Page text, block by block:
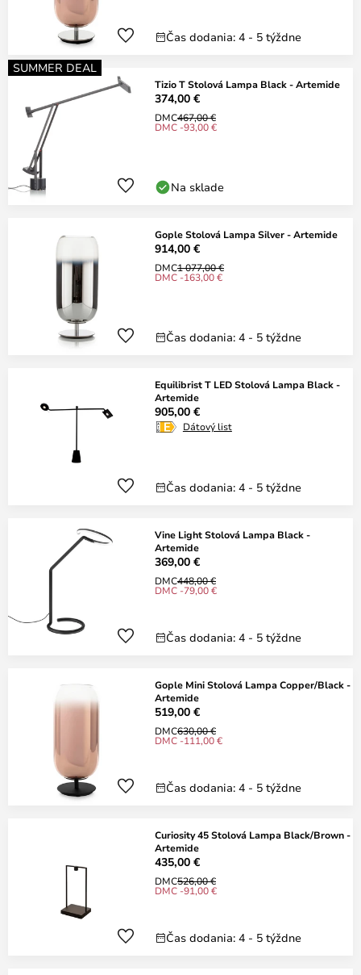
Čas dodania: 4 - 5 týždne
SUMMER DEAL
Tizio T Stolová Lampa Black - Artemide
374,00 €
DMC467,00 €
DMC -93,00 €
Na sklade
Gople Stolová Lampa Silver - Artemide
914,00 €
DMC1 077,00 €
DMC -163,00 €
Čas dodania: 4 - 5 týždne
Equilibrist T LED Stolová Lampa Black -
Artemide
905,00 €
Dátový list
Čas dodania: 4 - 5 týždne
Vine Light Stolová Lampa Black -
Artemide
369,00 €
DMC448,00 €
DMC -79,00 €
Čas dodania: 4 - 5 týždne
Gople Mini Stolová Lampa Copper/Black -
Artemide
519,00 €
DMC630,00 €
DMC -111,00 €
Čas dodania: 4 - 5 týždne
Curiosity 45 Stolová Lampa Black/Brown -
Artemide
435,00 €
DMC526,00 €
DMC -91,00 €
Čas dodania: 4 - 5 týždne